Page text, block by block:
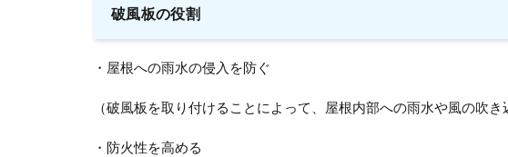
破風板の役割
・屋根への雨水の侵入を防ぐ
（破風板を取り付けることによって、屋根内部への雨水や風の吹き
・防火性を高める